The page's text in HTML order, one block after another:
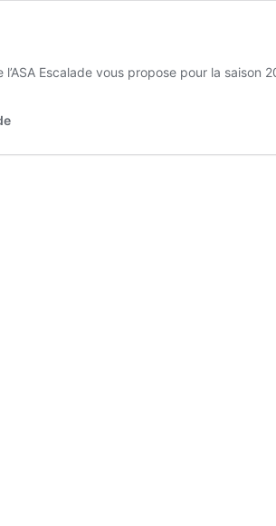
l’ASA Escalade vous propose pour la saison